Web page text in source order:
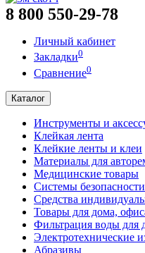
8 800 550-29-78
Личный кабинет
Закладки0
Сравнение0
Каталог
Инструменты и
Клейкая лента
Клейкие ленты и клеи
Материалы для
Медицинские товары
Системы безопасности
Средства
Товары для дома,
Фильтрация воды для
Электротехнические
Абразивы